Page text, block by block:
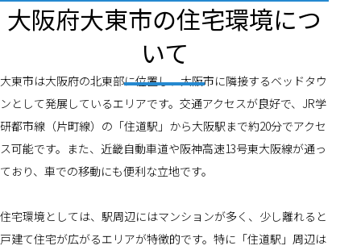
大阪府大東市の住宅環境につ
いて
大東市は大阪府の北東部に位置し、大阪市に隣接するベッドタウ
ンとして発展しているエリアです。交通アクセスが良好で、JR学
研都市線（片町線）の「住道駅」から大阪駅まで約20分でアクセ
ス可能です。また、近畿自動車道や阪神高速13号東大阪線が通っ
ており、車での移動にも便利な立地です。
住宅環境としては、駅周辺にはマンションが多く、少し離れると
戸建て住宅が広がるエリアが特徴的です。特に「住道駅」周辺は